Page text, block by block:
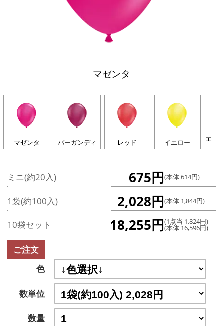
マゼンタ
マゼンタ バーガンディ レッド イエロー エメ
ミニ(約20入) 675円(本体 614円)
1袋(約100入) 2,028円(本体 1,844円)
10袋セット 18,255円(1点当 1,824円)
(本体 16,596円)
ご注文
色
数単位
数量